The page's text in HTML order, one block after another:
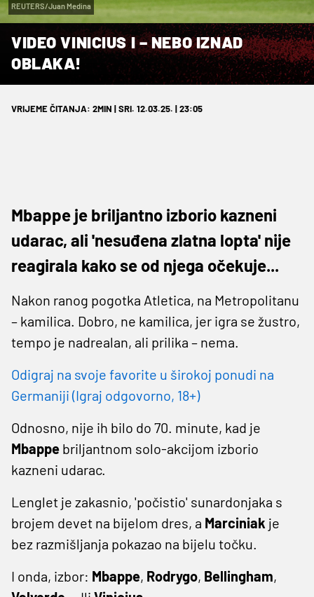
REUTERS/Juan Medina
VIDEO VINICIUS I – NEBO IZNAD
OBLAKA!
VRIJEME ČITANJA: 2MIN | SRI. 12.03.25. | 23:05
Mbappe je briljantno izborio kazneni
udarac, ali 'nesuđena zlatna lopta' nije
reagirala kako se od njega očekuje...
Nakon ranog pogotka Atletica, na Metropolitanu
– kamilica. Dobro, ne kamilica, jer igra se žustro,
tempo je nadrealan, ali prilika – nema.
Odigraj na svoje favorite u širokoj ponudi na
Germaniji (Igraj odgovorno, 18+)
Odnosno, nije ih bilo do 70. minute, kad je
Mbappe briljantnom solo-akcijom izborio
kazneni udarac.
Lenglet je zakasnio, 'počistio' sunardonjaka s
brojem devet na bijelom dres, a Marciniak je
bez razmišljanja pokazao na bijelu točku.
I onda, izbor: Mbappe, Rodrygo, Bellingham,